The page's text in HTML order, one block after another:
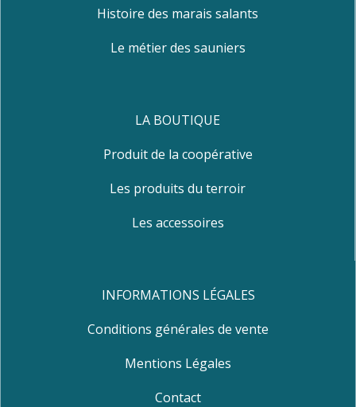
Histoire des marais salants
Le métier des sauniers
LA BOUTIQUE
Produit de la coopérative
Les produits du terroir
Les accessoires
INFORMATIONS LÉGALES
Conditions générales de vente
Mentions Légales
Contact